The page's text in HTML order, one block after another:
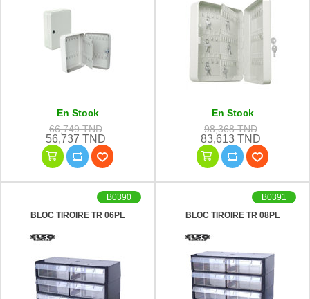
En Stock
66,749 TND
56,737 TND
En Stock
98,368 TND
83,613 TND
BLOC TIROIRE TR 06PL
B0390
BLOC TIROIRE TR 08PL
B0391